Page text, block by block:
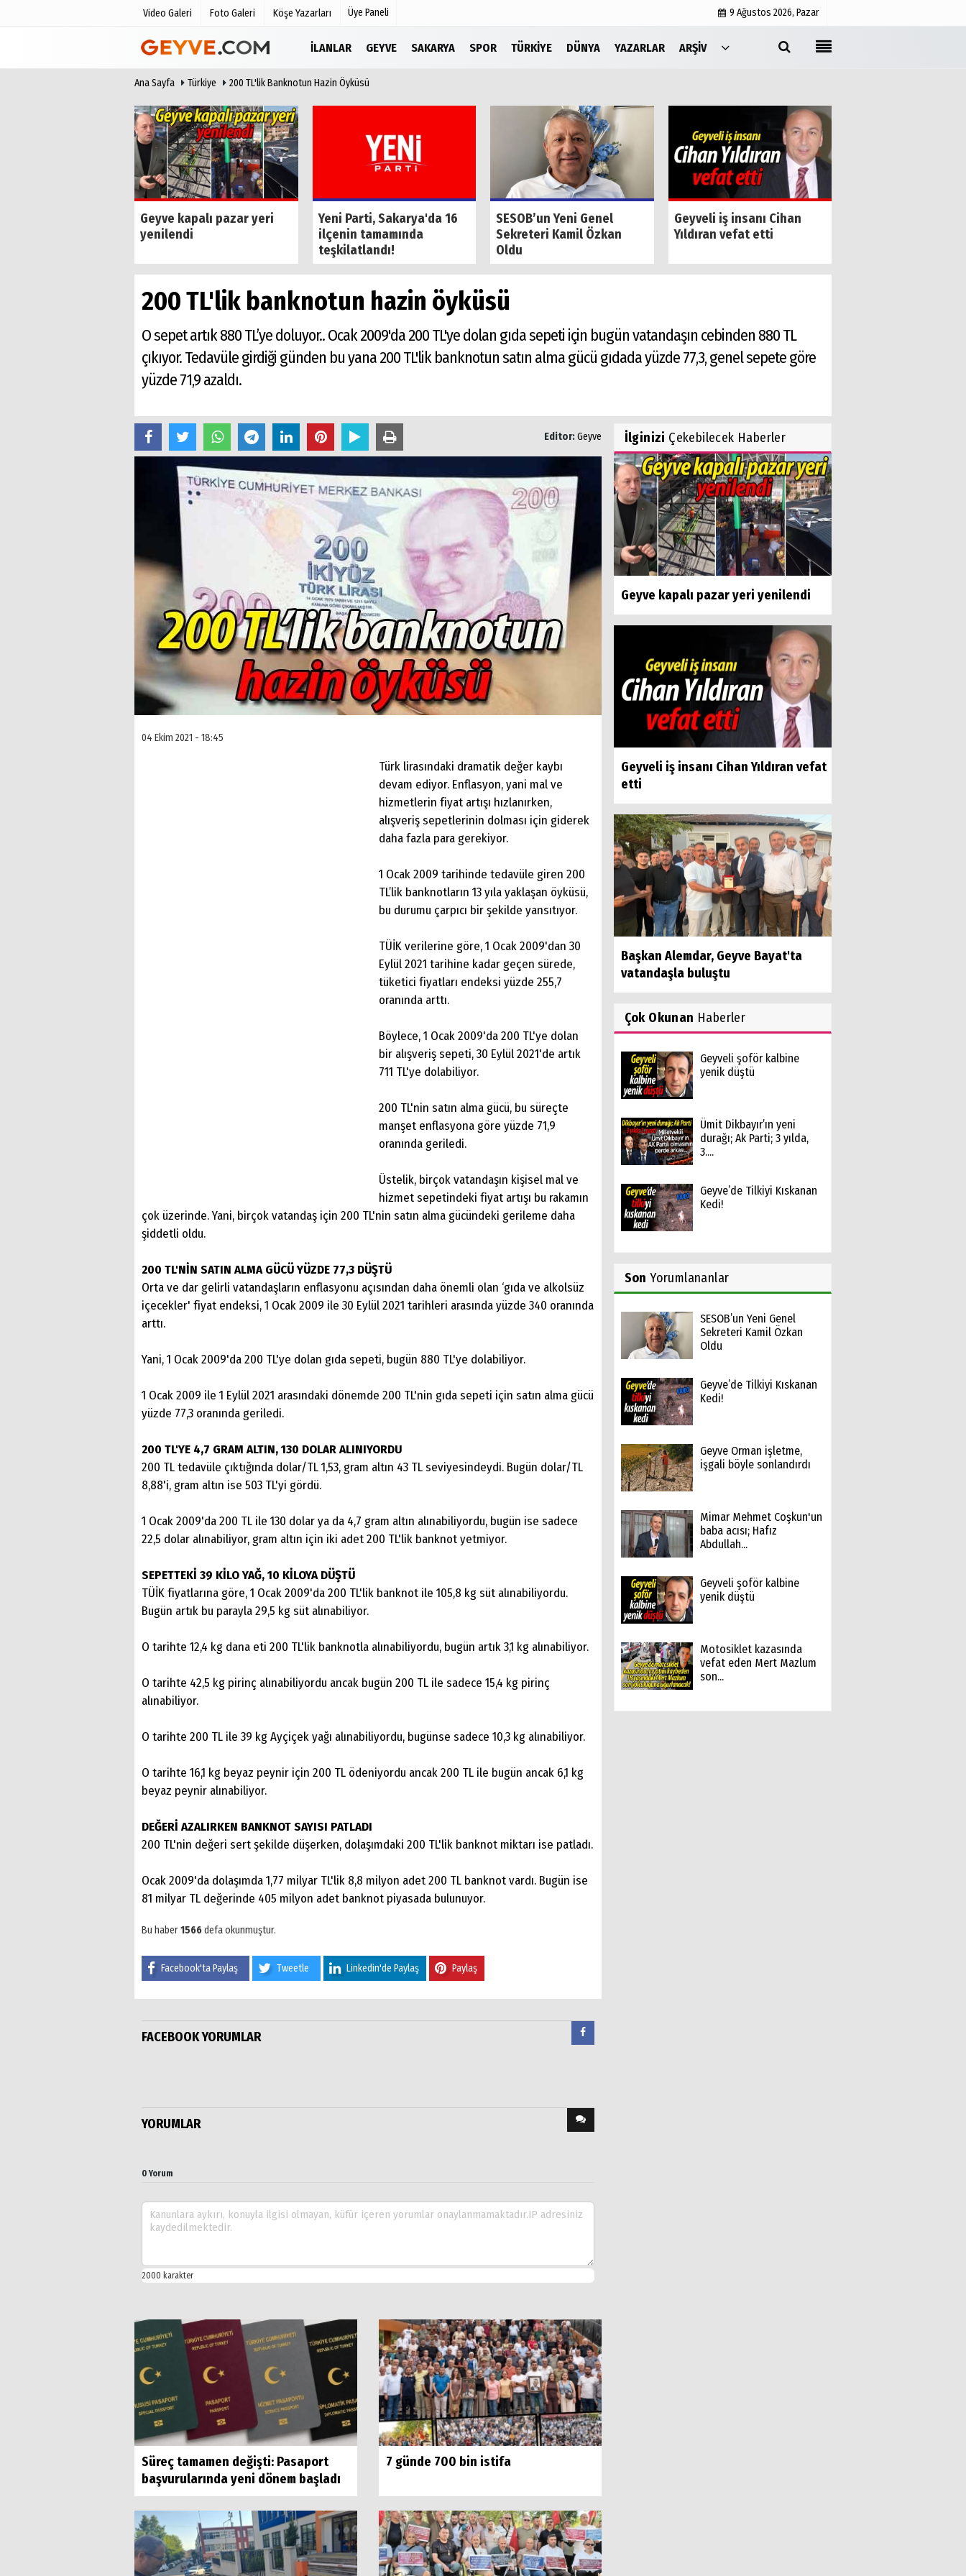
Video Galeri Foto Galeri Köşe Yazarları Üye Paneli 9 Ağustos 2026, Pazar
İLANLAR GEYVE SAKARYA SPOR TÜRKIYE DÜNYA YAZARLAR ARŞIV
Anketler
Biyografiler
Video Galeri
Foto Galeri
Etkinlikler
Medyabar.com
Künye
İletişim
Ana Sayfa Türkiye 200 TL'lik Banknotun Hazin Öyküsü
Geyve kapalı pazar yeri
yenilendi
Yeni Parti, Sakarya'da 16
ilçenin tamamında
teşkilatlandı!
SESOB’un Yeni Genel
Sekreteri Kamil Özkan
Oldu
Geyveli iş insanı Cihan
Yıldıran vefat etti
200 TL'lik banknotun hazin öyküsü
O sepet artık 880 TL’ye doluyor.. Ocak 2009'da 200 TL'ye dolan gıda sepeti için bugün vatandaşın cebinden 880 TL
çıkıyor. Tedavüle girdiği günden bu yana 200 TL'lik banknotun satın alma gücü gıdada yüzde 77,3, genel sepete göre
yüzde 71,9 azaldı.
Editor:Geyve
04 Ekim 2021 - 18:45
Türk lirasındaki dramatik değer kaybı
devam ediyor. Enflasyon, yani mal ve
hizmetlerin fiyat artışı hızlanırken,
alışveriş sepetlerinin dolması için giderek
daha fazla para gerekiyor.
1 Ocak 2009 tarihinde tedavüle giren 200
TL’lik banknotların 13 yıla yaklaşan öyküsü,
bu durumu çarpıcı bir şekilde yansıtıyor.
TÜİK verilerine göre, 1 Ocak 2009'dan 30
Eylül 2021 tarihine kadar geçen sürede,
tüketici fiyatları endeksi yüzde 255,7
oranında arttı.
Böylece, 1 Ocak 2009'da 200 TL'ye dolan
bir alışveriş sepeti, 30 Eylül 2021'de artık
711 TL'ye dolabiliyor.
200 TL'nin satın alma gücü, bu süreçte
manşet enflasyona göre yüzde 71,9
oranında geriledi.
Üstelik, birçok vatandaşın kişisel mal ve
hizmet sepetindeki fiyat artışı bu rakamın
çok üzerinde. Yani, birçok vatandaş için 200 TL'nin satın alma gücündeki gerileme daha
şiddetli oldu.
200 TL'NİN SATIN ALMA GÜCÜ YÜZDE 77,3 DÜŞTÜ
Orta ve dar gelirli vatandaşların enflasyonu açısından daha önemli olan ‘gıda ve alkolsüz
içecekler' fiyat endeksi, 1 Ocak 2009 ile 30 Eylül 2021 tarihleri arasında yüzde 340 oranında
arttı.
Yani, 1 Ocak 2009'da 200 TL'ye dolan gıda sepeti, bugün 880 TL'ye dolabiliyor.
1 Ocak 2009 ile 1 Eylül 2021 arasındaki dönemde 200 TL'nin gıda sepeti için satın alma gücü
yüzde 77,3 oranında geriledi.
200 TL'YE 4,7 GRAM ALTIN, 130 DOLAR ALINIYORDU
200 TL tedavüle çıktığında dolar/TL 1,53, gram altın 43 TL seviyesindeydi. Bugün dolar/TL
8,88'i, gram altın ise 503 TL'yi gördü.
1 Ocak 2009'da 200 TL ile 130 dolar ya da 4,7 gram altın alınabiliyordu, bugün ise sadece
22,5 dolar alınabiliyor, gram altın için iki adet 200 TL'lik banknot yetmiyor.
SEPETTEKİ 39 KİLO YAĞ, 10 KİLOYA DÜŞTÜ
TÜİK fiyatlarına göre, 1 Ocak 2009'da 200 TL'lik banknot ile 105,8 kg süt alınabiliyordu.
Bugün artık bu parayla 29,5 kg süt alınabiliyor.
O tarihte 12,4 kg dana eti 200 TL'lik banknotla alınabiliyordu, bugün artık 3,1 kg alınabiliyor.
O tarihte 42,5 kg pirinç alınabiliyordu ancak bugün 200 TL ile sadece 15,4 kg pirinç
alınabiliyor.
O tarihte 200 TL ile 39 kg Ayçiçek yağı alınabiliyordu, bugünse sadece 10,3 kg alınabiliyor.
O tarihte 16,1 kg beyaz peynir için 200 TL ödeniyordu ancak 200 TL ile bugün ancak 6,1 kg
beyaz peynir alınabiliyor.
DEĞERİ AZALIRKEN BANKNOT SAYISI PATLADI
200 TL'nin değeri sert şekilde düşerken, dolaşımdaki 200 TL'lik banknot miktarı ise patladı.
Ocak 2009'da dolaşımda 1,77 milyar TL'lik 8,8 milyon adet 200 TL banknot vardı. Bugün ise
81 milyar TL değerinde 405 milyon adet banknot piyasada bulunuyor.
Bu haber1566defa okunmuştur.
Facebook'ta Paylaş Tweetle Linkedin'de Paylaş Paylaş
FACEBOOK YORUMLAR
YORUMLAR
0 Yorum
Süreç tamamen değişti: Pasaport
başvurularında yeni dönem başladı
7 günde 700 bin istifa
İlginizi Çekebilecek Haberler
Geyve kapalı pazar yeri yenilendi
Geyveli iş insanı Cihan Yıldıran vefat
etti
Başkan Alemdar, Geyve Bayat'ta
vatandaşla buluştu
Çok Okunan Haberler
Geyveli şoför kalbine
yenik düştü
Ümit Dikbayır’ın yeni
durağı; Ak Parti; 3 yılda,
3....
Geyve’de Tilkiyi Kıskanan
Kedi!
Son Yorumlananlar
SESOB’un Yeni Genel
Sekreteri Kamil Özkan
Oldu
Geyve’de Tilkiyi Kıskanan
Kedi!
Geyve Orman işletme,
işgali böyle sonlandırdı
Mimar Mehmet Coşkun'un
baba acısı; Hafız
Abdullah...
Geyveli şoför kalbine
yenik düştü
Motosiklet kazasında
vefat eden Mert Mazlum
son...